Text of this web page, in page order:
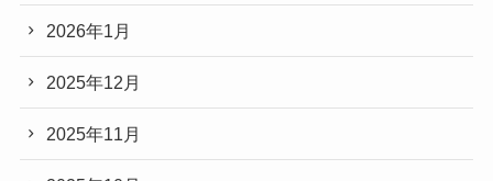
2026年1月
2025年12月
2025年11月